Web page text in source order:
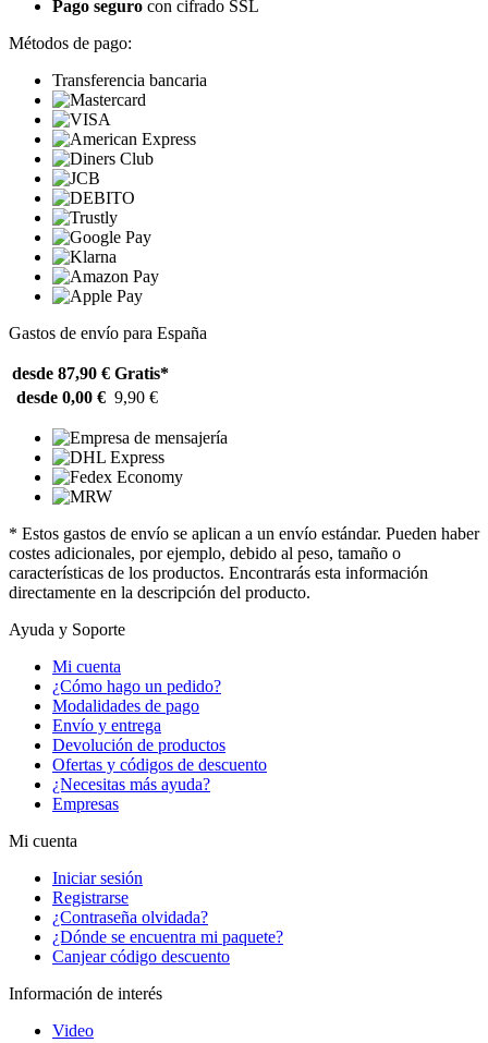
Pago seguro con cifrado SSL
Métodos de pago:
Transferencia bancaria
Gastos de envío para España
desde 87,90 € Gratis*
desde 0,00 € 9,90 €
* Estos gastos de envío se aplican a un envío estándar. Pueden haber
costes adicionales, por ejemplo, debido al peso, tamaño o
características de los productos. Encontrarás esta información
directamente en la descripción del producto.
Ayuda y Soporte
Mi cuenta
¿Cómo hago un pedido?
Modalidades de pago
Envío y entrega
Devolución de productos
Ofertas y códigos de descuento
¿Necesitas más ayuda?
Empresas
Mi cuenta
Iniciar sesión
Registrarse
¿Contraseña olvidada?
¿Dónde se encuentra mi paquete?
Canjear código descuento
Información de interés
Video